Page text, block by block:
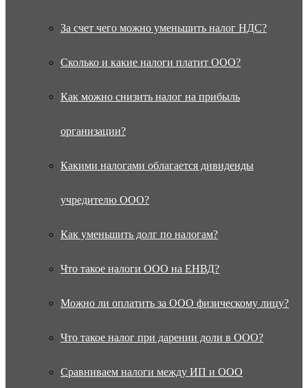
За счет чего можно уменьшить налог НДС?
Сколько и какие налоги платит ООО?
Как можно снизить налог на прибыль
организации?
Какими налогами облагается дивиденды
учредителю ООО?
Как уменьшить долг по налогам?
Что такое налоги ООО на ЕНВД?
Можно ли оплатить за ООО физическому лицу?
Что такое налог при дарении доли в ООО?
Сравниваем налоги между ИП и ООО